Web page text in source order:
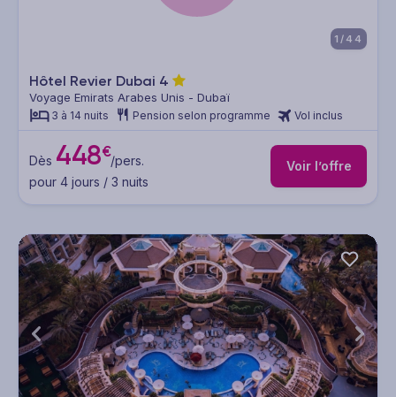
1/44
Hôtel Revier Dubai 4
Voyage Emirats Arabes Unis - Dubaï
3 à 14 nuits Pension selon programme Vol inclus
Dès 448€/pers.
pour 4 jours / 3 nuits
Voir l’offre